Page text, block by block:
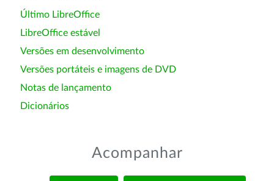
Último LibreOffice
LibreOffice estável
Versões em desenvolvimento
Versões portáteis e imagens de DVD
Notas de lançamento
Dicionários
Acompanhar